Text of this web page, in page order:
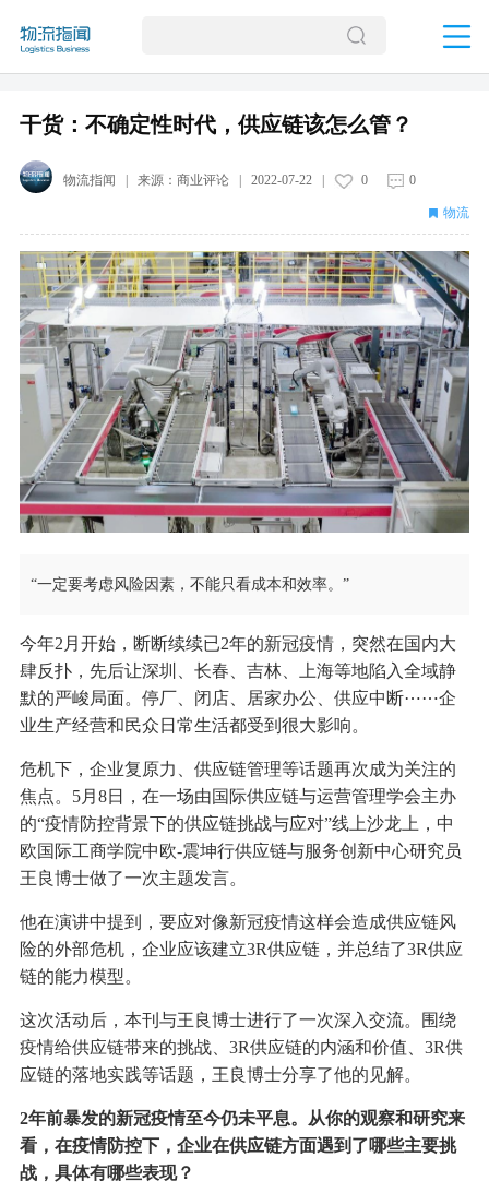
干货：不确定性时代，供应链该怎么管？
物流指闻 | 来源： 商业评论| 2022-07-22| 0 0
物流
“一定要考虑风险因素，不能只看成本和效率。”
今年2月开始，断断续续已2年的新冠疫情，突然在国内大
肆反扑，先后让深圳、长春、吉林、上海等地陷入全域静
默的严峻局面。停厂、闭店、居家办公、供应中断⋯⋯企
业生产经营和民众日常生活都受到很大影响。
危机下，企业复原力、供应链管理等话题再次成为关注的
焦点。5月8日，在一场由国际供应链与运营管理学会主办
的“疫情防控背景下的供应链挑战与应对”线上沙龙上，中
欧国际工商学院中欧-震坤行供应链与服务创新中心研究员
王良博士做了一次主题发言。
他在演讲中提到，要应对像新冠疫情这样会造成供应链风
险的外部危机，企业应该建立3R供应链，并总结了3R供应
链的能力模型。
这次活动后，本刊与王良博士进行了一次深入交流。围绕
疫情给供应链带来的挑战、3R供应链的内涵和价值、3R供
应链的落地实践等话题，王良博士分享了他的见解。
2年前暴发的新冠疫情至今仍未平息。从你的观察和研究来
看，在疫情防控下，企业在供应链方面遇到了哪些主要挑
战，具体有哪些表现？